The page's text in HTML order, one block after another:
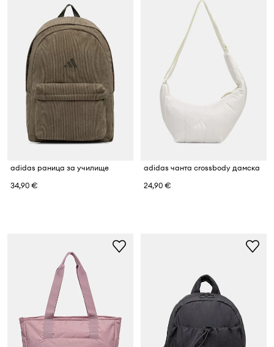
adidas раница за училище
34,90 €
adidas чанта crossbody дамска
24,90 €